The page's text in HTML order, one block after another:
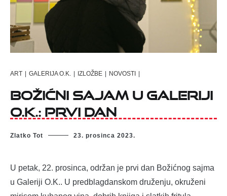
ART | GALERIJA O.K. | IZLOŽBE | NOVOSTI |
Božićni sajam u Galeriji
O.K.: prvi dan
Zlatko Tot 23. prosinca 2023.
U petak, 22. prosinca, održan je prvi dan Božićnog sajma
u Galeriji O.K.. U predblagdanskom druženju, okruženi